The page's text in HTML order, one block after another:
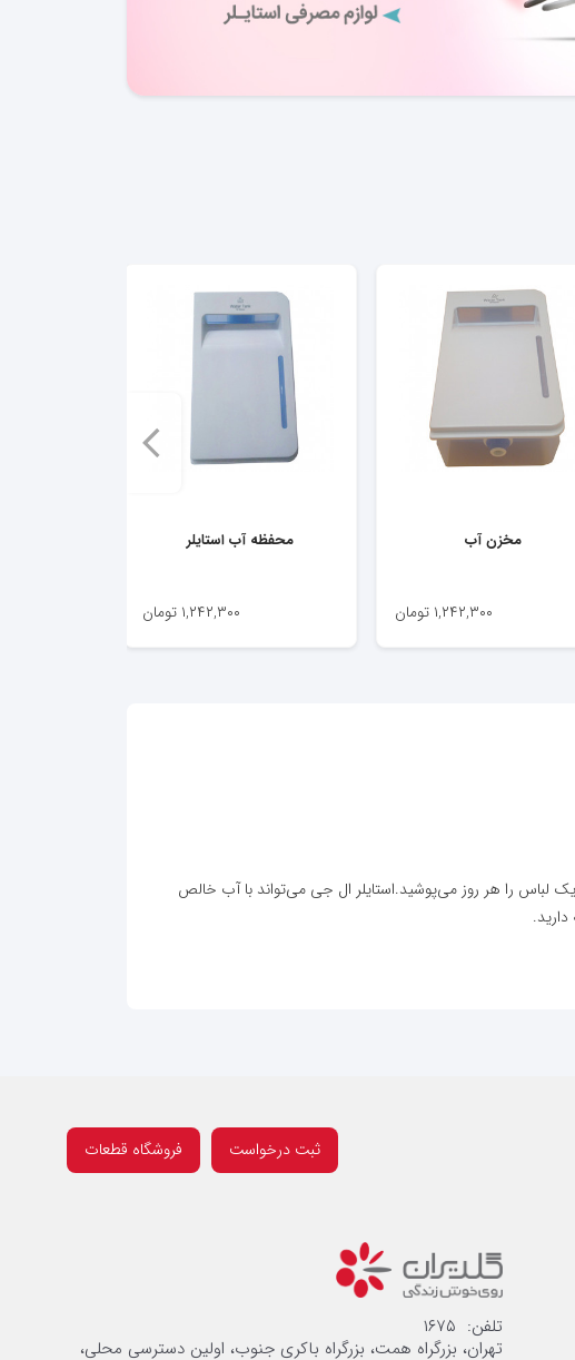
مخزن آب
۱,۲۴۲,۳۰۰ تومان
محفظه آب استایلر
۱,۲۴۲,۳۰۰ تومان
لباس را هر روز می‌پوشید.استایلر ال جی می‌تواند با آب خالص
ثبت درخواست فروشگاه قطعات
تلفن: ۱۶۷۵
تهران، بزرگراه همت، بزرگراه باکری جنوب، اولین دسترسی محلی،